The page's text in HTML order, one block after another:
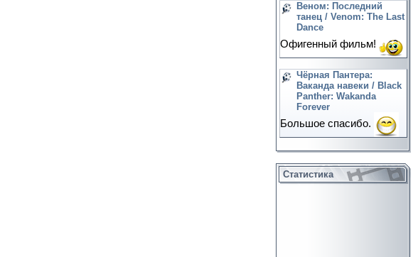
Веном: Последний
танец / Venom: The Last
Dance
Офигенный фильм!
Чёрная Пантера:
Ваканда навеки / Black
Panther: Wakanda
Forever
Большое спасибо.
Статистика